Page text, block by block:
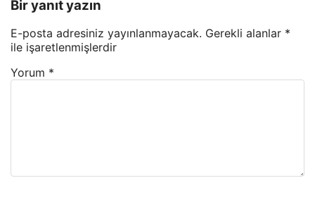
Bir yanıt yazın
E-posta adresiniz yayınlanmayacak. Gerekli alanlar *
ile işaretlenmişlerdir
Yorum *